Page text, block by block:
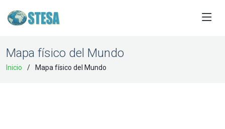
Mapa físico del Mundo
Inicio Mapa físico del Mundo